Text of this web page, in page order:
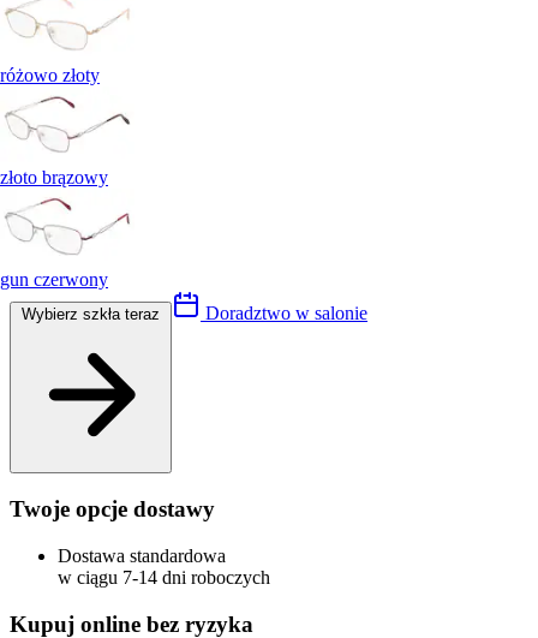
różowo złoty
złoto brązowy
gun czerwony
Doradztwo w salonie
Twoje opcje dostawy
Dostawa standardowa
w ciągu 7-14 dni roboczych
Kupuj online bez ryzyka